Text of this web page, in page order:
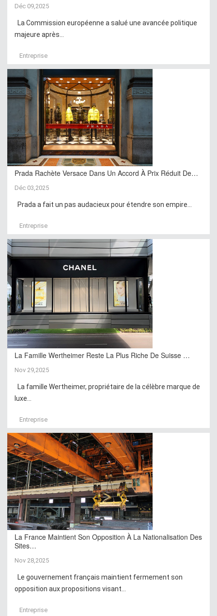
Déc 09,2025
La Commission européenne a salué une avancée politique
majeure après...
Entreprise
Prada Rachète Versace Dans Un Accord À Prix Réduit De…
Déc 03,2025
Prada a fait un pas audacieux pour étendre son empire...
Entreprise
La Famille Wertheimer Reste La Plus Riche De Suisse …
Nov 29,2025
La famille Wertheimer, propriétaire de la célèbre marque de
luxe...
Entreprise
La France Maintient Son Opposition À La Nationalisation Des
Sites…
Nov 28,2025
Le gouvernement français maintient fermement son
opposition aux propositions visant...
Entreprise